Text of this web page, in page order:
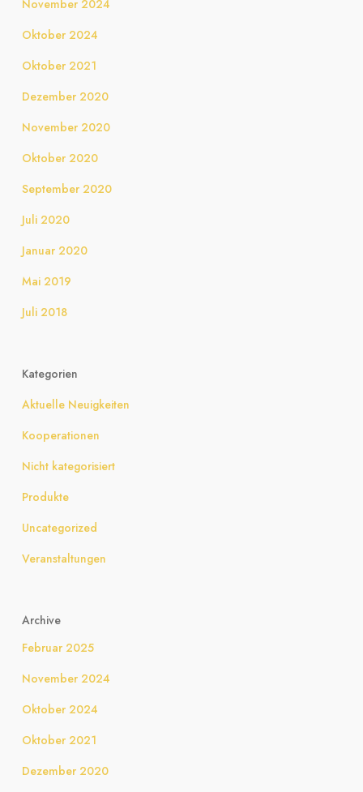
November 2024
Oktober 2024
Oktober 2021
Dezember 2020
November 2020
Oktober 2020
September 2020
Juli 2020
Januar 2020
Mai 2019
Juli 2018
Kategorien
Aktuelle Neuigkeiten
Kooperationen
Nicht kategorisiert
Produkte
Uncategorized
Veranstaltungen
Archive
Februar 2025
November 2024
Oktober 2024
Oktober 2021
Dezember 2020